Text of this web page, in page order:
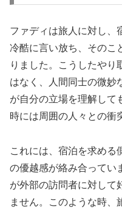
ファディは旅人に対し、
冷酷に言い放ち、そのこ
りました。こうしたやり
はなく、人間同士の微妙
が自分の立場を理解して
時には周囲の人々との衝
これには、宿泊を求める
の優越感が絡み合ってい
が外部の訪問者に対して
ません。このような時、